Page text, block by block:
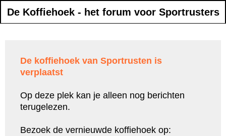
De Koffiehoek - het forum voor Sportrusters
De koffiehoek van Sportrusten is
verplaatst
Op deze plek kan je alleen nog berichten
terugelezen.
Bezoek de vernieuwde koffiehoek op: